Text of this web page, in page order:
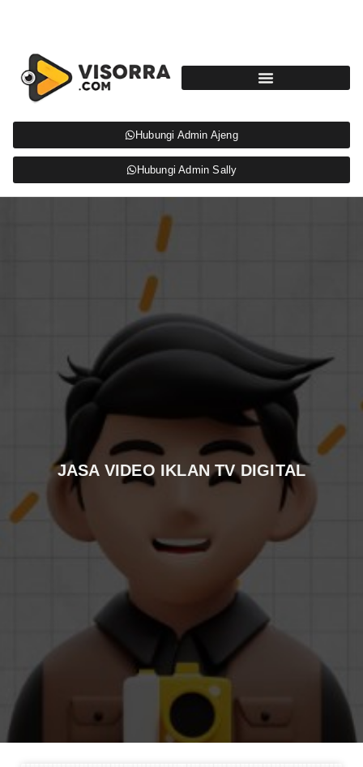
Hubungi Admin Ajeng
Hubungi Admin Sally
JASA VIDEO IKLAN TV DIGITAL